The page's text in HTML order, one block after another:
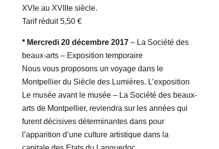
XVIe au XVIIIe siècle.
Tarif réduit 5,50 €
* Mercredi 20 décembre 2017– La Société des
beaux-arts – Exposition temporaire
Nous vous proposons un voyage dans le
Montpellier du Siècle des Lumières. L’exposition
Le musée avant le musée – La Société des beaux-
arts de Montpellier, reviendra sur les années qui
furent décisives déterminantes dans pour
l’apparition d’une culture artistique dans la